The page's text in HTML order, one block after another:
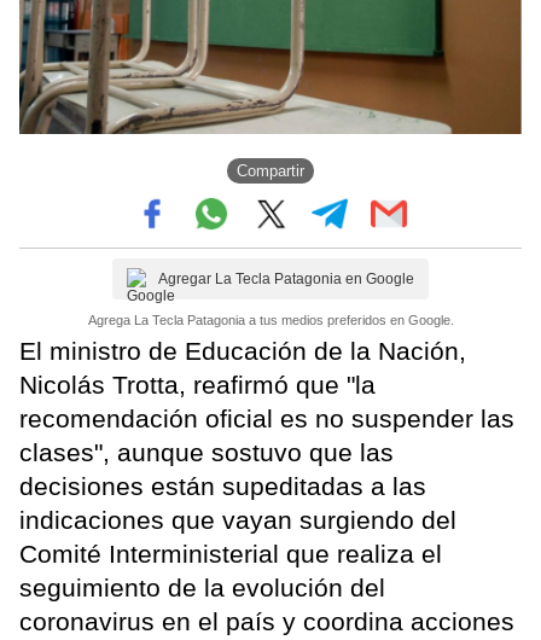
Compartir
Agregar La Tecla Patagonia en Google
Agrega La Tecla Patagonia a tus medios preferidos en Google.
El ministro de Educación de la Nación,
Nicolás Trotta, reafirmó que "la
recomendación oficial es no suspender las
clases", aunque sostuvo que las
decisiones están supeditadas a las
indicaciones que vayan surgiendo del
Comité Interministerial que realiza el
seguimiento de la evolución del
coronavirus en el país y coordina acciones